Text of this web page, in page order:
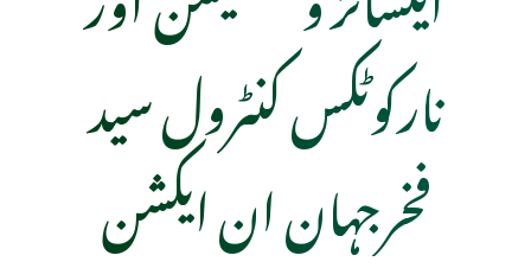
نارکوٹکس کنٹرول سید
فخرجہان ان ایکشن